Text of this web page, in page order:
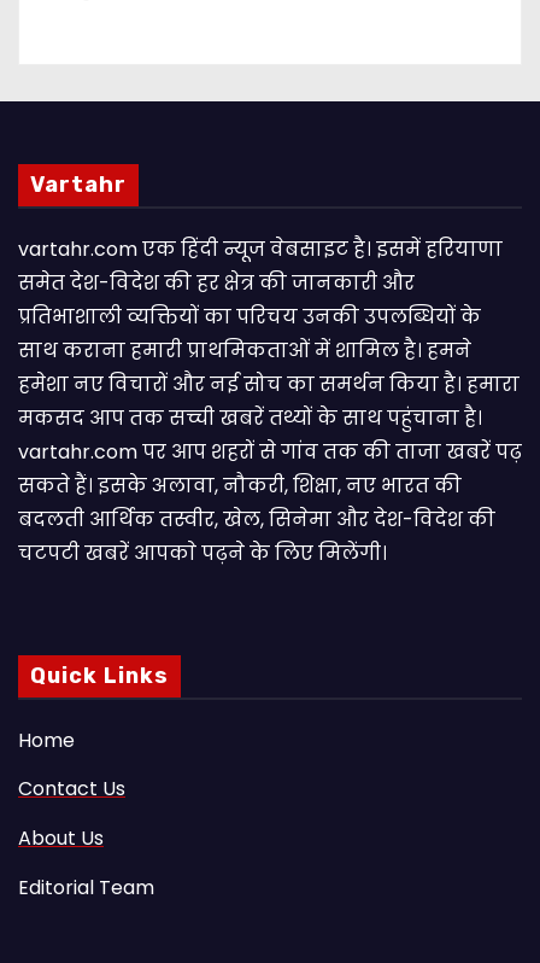
Vartahr
vartahr.com एक हिंदी न्यूज वेबसाइट है। इसमें हरियाणा
समेत देश-विदेश की हर क्षेत्र की जानकारी और
प्रतिभाशाली व्यक्तियों का परिचय उनकी उपलब्धियों के
साथ कराना हमारी प्राथमिकताओं में शामिल है। हमने
हमेशा नए विचारों और नई सोच का समर्थन किया है। हमारा
मकसद आप तक सच्ची खबरें तथ्यों के साथ पहुंचाना है।
vartahr.com पर आप शहरों से गांव तक की ताजा खबरें पढ़
सकते हैं। इसके अलावा, नौकरी, शिक्षा, नए भारत की
बदलती आर्थिक तस्वीर, खेल, सिनेमा और देश-विदेश की
चटपटी खबरें आपकाे पढ़ने के लिए मिलेंगी।
Quick Links
Home
Contact Us
About Us
Editorial Team